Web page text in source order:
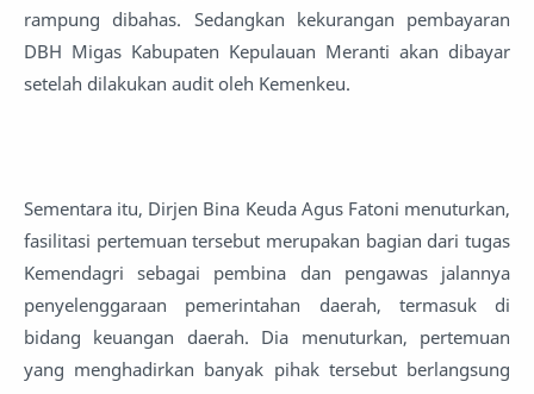
rampung dibahas. Sedangkan kekurangan pembayaran
DBH Migas Kabupaten Kepulauan Meranti akan dibayar
setelah dilakukan audit oleh Kemenkeu.
Sementara itu, Dirjen Bina Keuda Agus Fatoni menuturkan,
fasilitasi pertemuan tersebut merupakan bagian dari tugas
Kemendagri sebagai pembina dan pengawas jalannya
penyelenggaraan pemerintahan daerah, termasuk di
bidang keuangan daerah. Dia menuturkan, pertemuan
yang menghadirkan banyak pihak tersebut berlangsung